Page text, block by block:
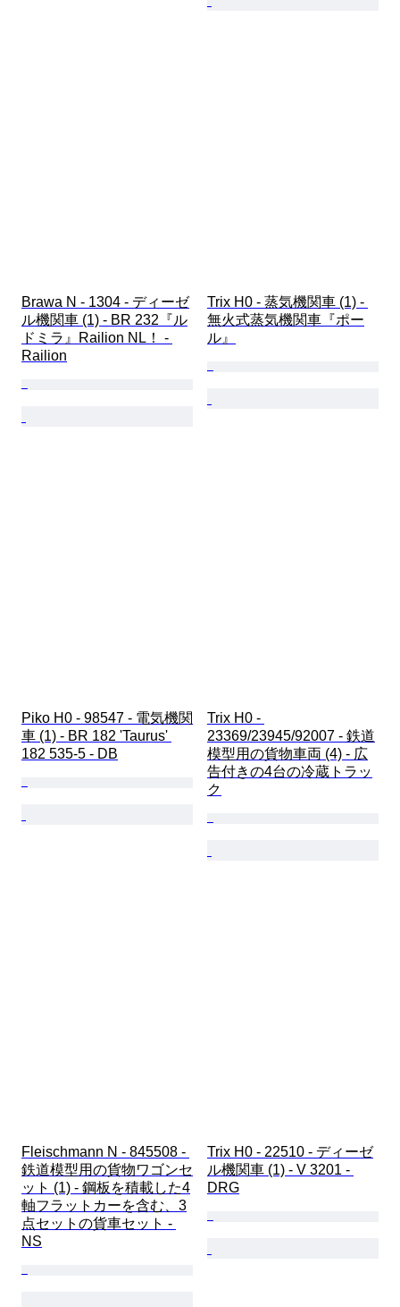
Brawa N - 1304 - ディーゼ
ル機関車 (1) - BR 232『ル
ドミラ』Railion NL！ -
Railion
Trix H0 - 蒸気機関車 (1) -
無火式蒸気機関車『ポー
ル』
Piko H0 - 98547 - 電気機関
車 (1) - BR 182 'Taurus'
182 535-5 - DB
Trix H0 -
23369/23945/92007 - 鉄道
模型用の貨物車両 (4) - 広
告付きの4台の冷蔵トラッ
ク
Fleischmann N - 845508 -
鉄道模型用の貨物ワゴンセ
ット (1) - 鋼板を積載した4
軸フラットカーを含む、3
点セットの貨車セット -
NS
Trix H0 - 22510 - ディーゼ
ル機関車 (1) - V 3201 -
DRG